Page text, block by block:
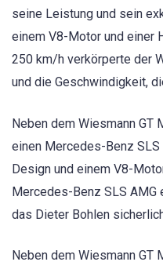
seine Leistung und sein
einem V8-Motor und einer
250 km/h verkörperte der
und die Geschwindigkeit,
Neben dem Wiesmann GT
einen Mercedes-Benz
Design und einem V8-
Mercedes-Benz SLS AMG
das Dieter Bohlen
Neben dem Wiesmann GT